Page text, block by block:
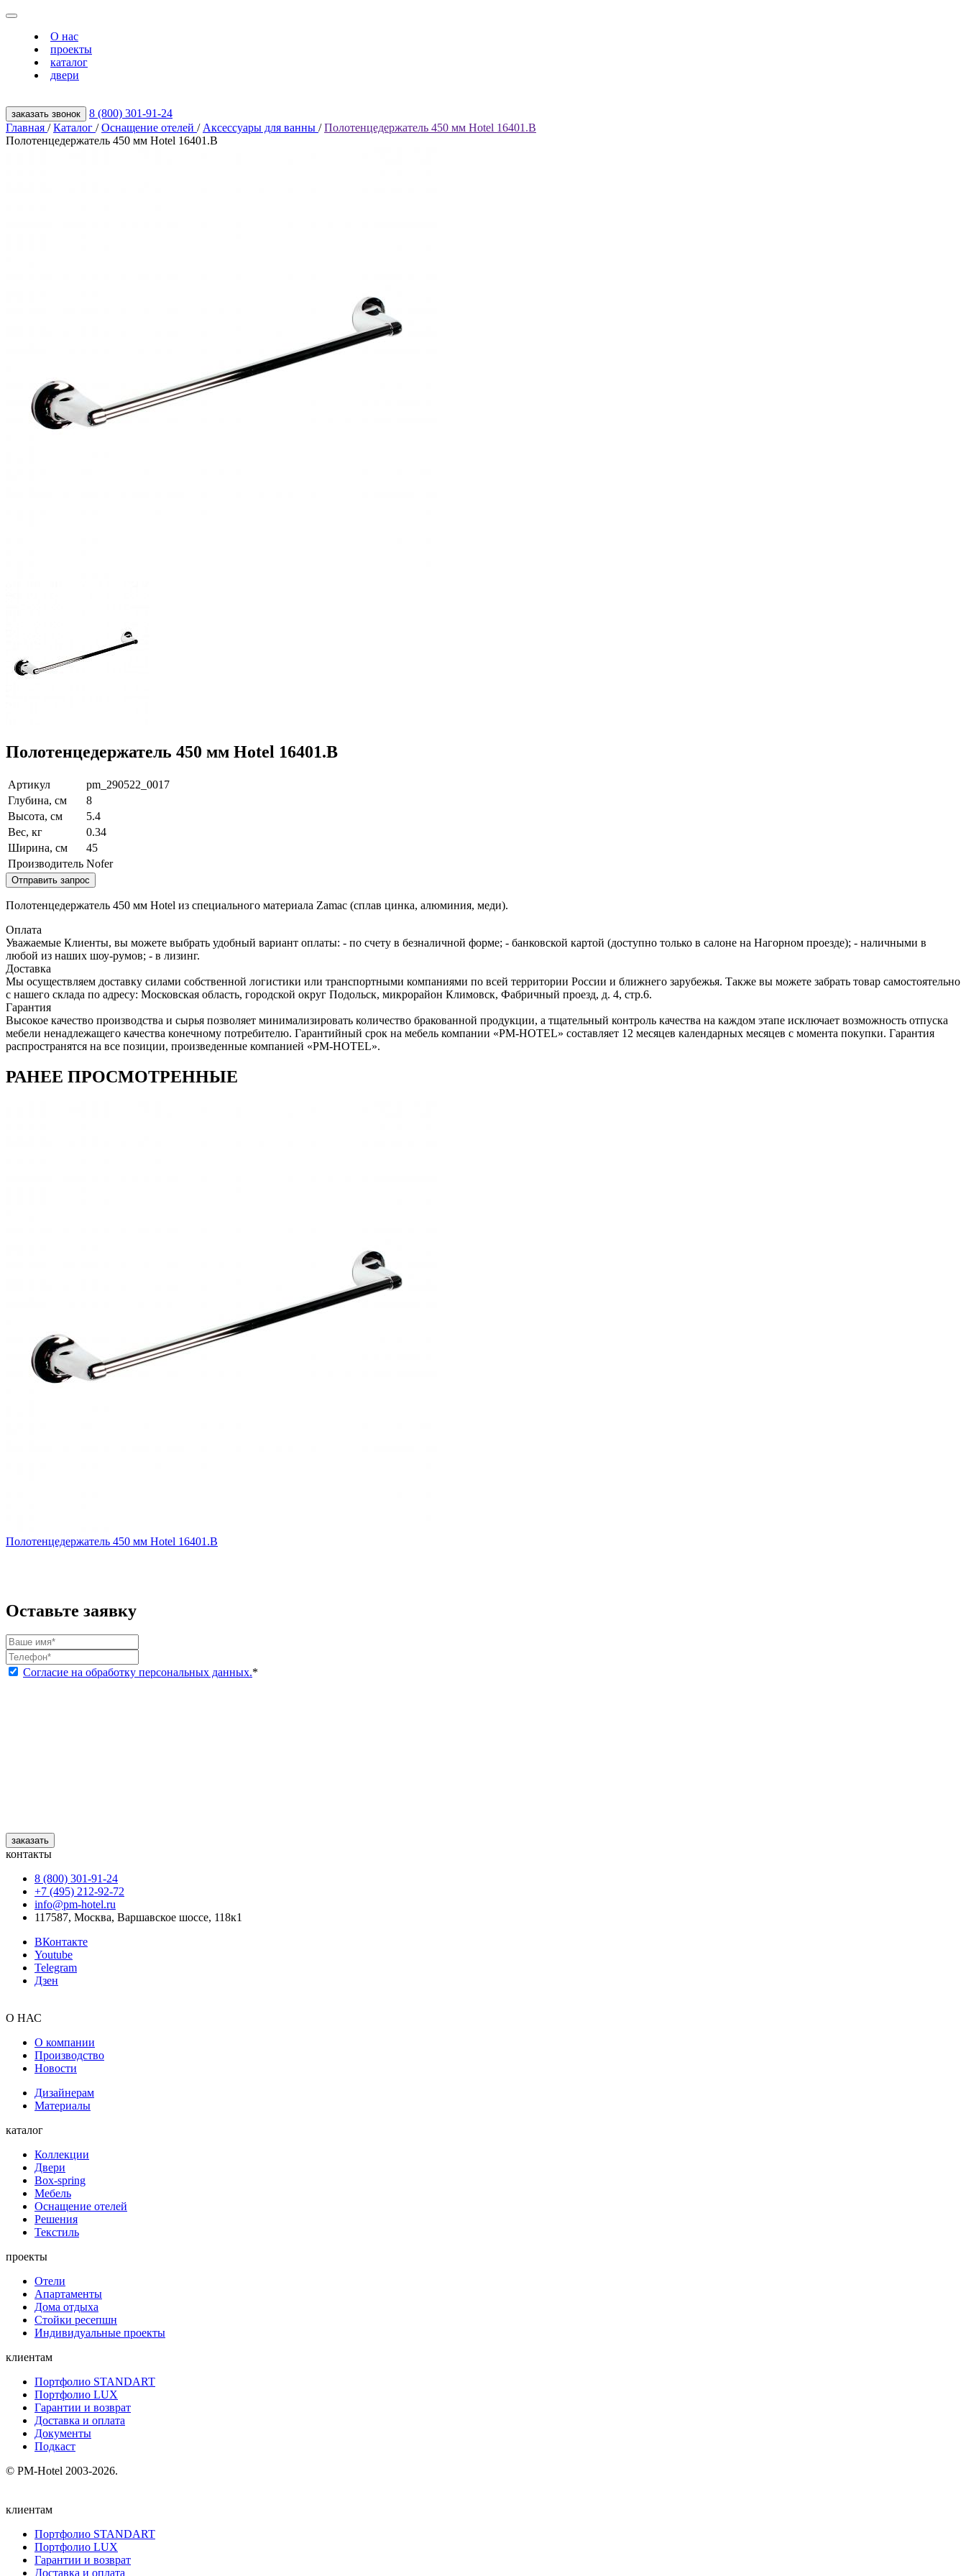
О нас
проекты
каталог
двери
заказать звонок
8 (800) 301‑91‑24
Главная / Каталог / Оснащение отелей / Аксессуары для ванны / Полотенцедержатель 450 мм Hotel 16401.B
Полотенцедержатель 450 мм Hotel 16401.B
Полотенцедержатель 450 мм Hotel 16401.B
Артикул
pm_290522_0017
Глубина, см
8
Высота, см
5.4
Вес, кг
0.34
Ширина, см
45
Производитель Nofer
Отправить запрос
Полотенцедержатель 450 мм Hotel из специального материала Zamac (сплав цинка, алюминия, меди).
Оплата
Уважаемые Клиенты, вы можете выбрать удобный вариант оплаты: - по счету в безналичной форме; - банковской картой (доступно только в салоне на Нагорном проезде); - наличными в
любой из наших шоу-румов; - в лизинг.
Доставка
Мы осуществляем доставку силами собственной логистики или транспортными компаниями по всей территории России и ближнего зарубежья. Также вы можете забрать товар самостоятельно
с нашего склада по адресу: Московская область, городcкой округ Подольск, микрорайон Климовск, Фабричный проезд, д. 4, стр.6.
Гарантия
Высокое качество производства и сырья позволяет минимализировать количество бракованной продукции, а тщательный контроль качества на каждом этапе исключает возможность отпуска
мебели ненадлежащего качества конечному потребителю. Гарантийный срок на мебель компании «PM-HOTEL» составляет 12 месяцев календарных месяцев с момента покупки. Гарантия
распространятся на все позиции, произведенные компанией «PM-HOTEL».
РАНЕЕ ПРОСМОТРЕННЫЕ
Полотенцедержатель 450 мм Hotel 16401.B
Оставьте заявку
Согласие на обработку персональных данных.*
заказать
контакты
8 (800) 301‑91‑24
+7 (495) 212‑92‑72
info@pm-hotel.ru
117587, Москва, Варшавское шоссе, 118к1
ВКонтакте
Youtube
Telegram
Дзен
О НАС
О компании
Производство
Новости
Дизайнерам
Материалы
каталог
Коллекции
Двери
Box-spring
Мебель
Оснащение отелей
Решения
Текстиль
проекты
Отели
Апартаменты
Дома отдыха
Стойки ресепшн
Индивидуальные проекты
клиентам
Портфолио STANDART
Портфолио LUX
Гарантии и возврат
Доставка и оплата
Документы
Подкаст
© PM-Hotel 2003-2026.
клиентам
Портфолио STANDART
Портфолио LUX
Гарантии и возврат
Доставка и оплата